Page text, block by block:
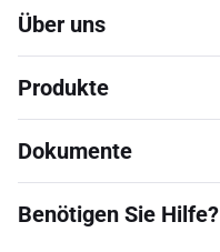
Über uns
Produkte
Dokumente
Benötigen Sie Hilfe?